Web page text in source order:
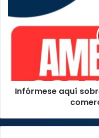
sobre
las
en
Infórmese aquí